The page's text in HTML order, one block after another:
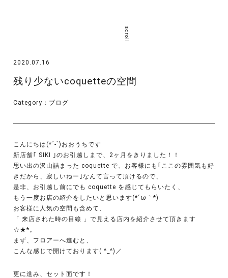
scroll
2020.07.16
残り少ないcoquetteの空間
Category： ブログ
こんにちは(*´-`)おおうちです
新店舗｢ SIKI ｣のお引越しまで、2ヶ月をきりました！！
思い出の沢山詰まった coquette で、お客様にも｢ここの雰囲気も好
きだから、寂しいねー｣なんて言って頂けるので、
是非、お引越し前にでも coquette を感じてもらいたく、
もう一度お店の紹介をしたいと思います(*´ω｀*)
お客様に人気の空間も含めて、
「 来店された時の目線 」で見える店内を紹介させて頂きます
☆★*。
まず、フロアーへ進むと、
こんな感じで開けております( ^_^)／
更に進み、セット面です！